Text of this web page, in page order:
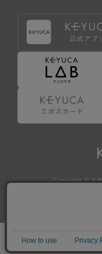
Copyright ©